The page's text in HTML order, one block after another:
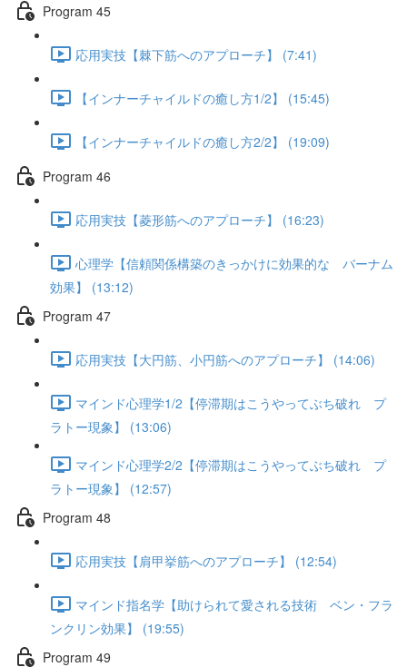
Program 45
応用実技【棘下筋へのアプローチ】 (7:41)
【インナーチャイルドの癒し方1/2】 (15:45)
【インナーチャイルドの癒し方2/2】 (19:09)
Program 46
応用実技【菱形筋へのアプローチ】 (16:23)
心理学【信頼関係構築のきっかけに効果的な バーナム
効果】 (13:12)
Program 47
応用実技【大円筋、小円筋へのアプローチ】 (14:06)
マインド心理学1/2【停滞期はこうやってぶち破れ プ
ラトー現象】 (13:06)
マインド心理学2/2【停滞期はこうやってぶち破れ プ
ラトー現象】 (12:57)
Program 48
応用実技【肩甲挙筋へのアプローチ】 (12:54)
マインド指名学【助けられて愛される技術 ベン・フラ
ンクリン効果】 (19:55)
Program 49